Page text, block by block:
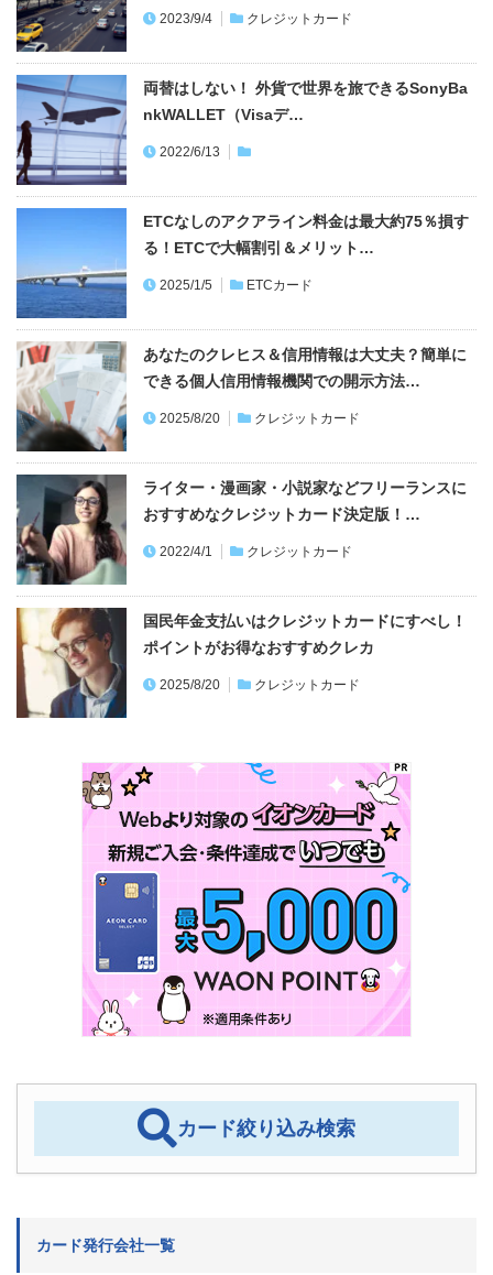
2023/9/4 クレジットカード
両替はしない！ 外貨で世界を旅できるSonyBa
nkWALLET（Visaデ…
2022/6/13
ETCなしのアクアライン料金は最大約75％損す
る！ETCで大幅割引＆メリット…
2025/1/5 ETCカード
あなたのクレヒス＆信用情報は大丈夫？簡単に
できる個人信用情報機関での開示方法…
2025/8/20 クレジットカード
ライター・漫画家・小説家などフリーランスに
おすすめなクレジットカード決定版！…
2022/4/1 クレジットカード
国民年金支払いはクレジットカードにすべし！
ポイントがお得なおすすめクレカ
2025/8/20 クレジットカード
カード絞り込み検索
カード発行会社一覧